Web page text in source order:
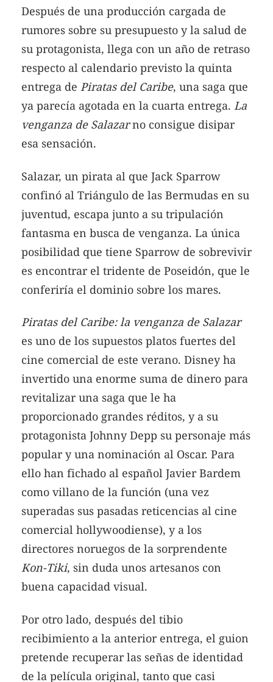
Después de una producción cargada de
rumores sobre su presupuesto y la salud de
su protagonista, llega con un año de retraso
respecto al calendario previsto la quinta
entrega de Piratas del Caribe, una saga que
ya parecía agotada en la cuarta entrega. La
venganza de Salazarno consigue disipar
esa sensación.
Salazar, un pirata al que Jack Sparrow
confinó al Triángulo de las Bermudas en su
juventud, escapa junto a su tripulación
fantasma en busca de venganza. La única
posibilidad que tiene Sparrow de sobrevivir
es encontrar el tridente de Poseidón, que le
conferiría el dominio sobre los mares.
Piratas del Caribe: la venganza de Salazar
es uno de los supuestos platos fuertes del
cine comercial de este verano. Disney ha
invertido una enorme suma de dinero para
revitalizar una saga que le ha
proporcionado grandes réditos, y a su
protagonista Johnny Depp su personaje más
popular y una nominación al Oscar. Para
ello han fichado al español Javier Bardem
como villano de la función (una vez
superadas sus pasadas reticencias al cine
comercial hollywoodiense), y a los
directores noruegos de la sorprendente
Kon-Tiki, sin duda unos artesanos con
buena capacidad visual.
Por otro lado, después del tibio
recibimiento a la anterior entrega, el guion
pretende recuperar las señas de identidad
de la película original, tanto que casi